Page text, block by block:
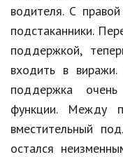
Финансы
Юриспруденция
Природа
Образование
Наука и
водителя. С
подстаканники.
поддержкой,
входить в
поддержка
функции. Между
вместительный
остался